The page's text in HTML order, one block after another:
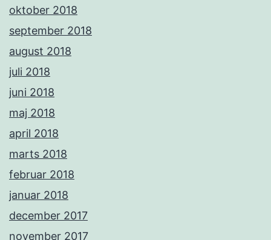
oktober 2018
september 2018
august 2018
juli 2018
juni 2018
maj 2018
april 2018
marts 2018
februar 2018
januar 2018
december 2017
november 2017